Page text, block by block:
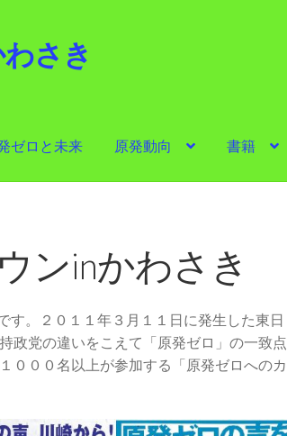
さき
ゼロと未来 原発動向 書籍
ンinかわさき
す。２０１１年３月１１日に発生した東日
政党の違いをこえて「原発ゼロ」の一致点
０００名以上が参加する「原発ゼロへのカ